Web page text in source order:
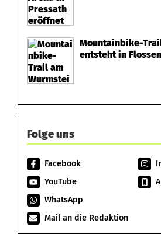
Mountainbike-
entsteht in
Folge uns
Facebook
YouTube
WhatsApp
Mail an die Redaktion